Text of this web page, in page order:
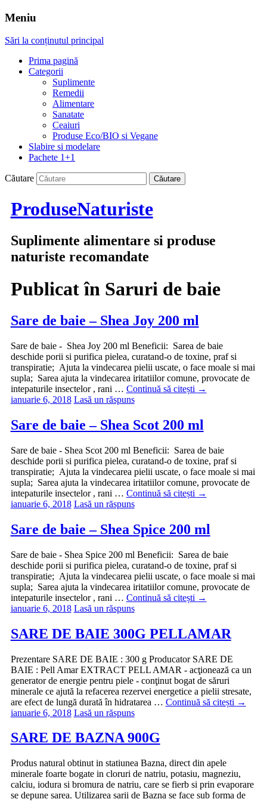
Meniu
Sări la conținutul principal
Prima pagină
Categorii
Suplimente
Remedii
Alimentare
Sanatate
Ceaiuri
Produse Eco/BIO si Vegane
Slabire si modelare
Pachete 1+1
Căutare
ProduseNaturiste
Suplimente alimentare si produse
naturiste recomandate
Publicat în Saruri de baie
Sare de baie – Shea Joy 200 ml
Sare de baie - Shea Joy 200 ml Beneficii: Sarea de baie
deschide porii si purifica pielea, curatand-o de toxine, praf si
transpiratie; Ajuta la vindecarea pielii uscate, o face moale si mai
supla; Sarea ajuta la vindecarea iritatiilor comune, provocate de
intepaturile insectelor , rani … Continuă să citești →
ianuarie 6, 2018 Lasă un răspuns
Sare de baie – Shea Scot 200 ml
Sare de baie - Shea Scot 200 ml Beneficii: Sarea de baie
deschide porii si purifica pielea, curatand-o de toxine, praf si
transpiratie; Ajuta la vindecarea pielii uscate, o face moale si mai
supla; Sarea ajuta la vindecarea iritatiilor comune, provocate de
intepaturile insectelor , rani … Continuă să citești →
ianuarie 6, 2018 Lasă un răspuns
Sare de baie – Shea Spice 200 ml
Sare de baie - Shea Spice 200 ml Beneficii: Sarea de baie
deschide porii si purifica pielea, curatand-o de toxine, praf si
transpiratie; Ajuta la vindecarea pielii uscate, o face moale si mai
supla; Sarea ajuta la vindecarea iritatiilor comune, provocate de
intepaturile insectelor , rani … Continuă să citești →
ianuarie 6, 2018 Lasă un răspuns
SARE DE BAIE 300G PELLAMAR
Prezentare SARE DE BAIE : 300 g Producator SARE DE
BAIE : Pell Amar EXTRACT PELL AMAR - acţionează ca un
generator de energie pentru piele - conţinut bogat de săruri
minerale ce ajută la refacerea rezervei energetice a pielii stresate,
are efect de lungă durată în hidratarea … Continuă să citești →
ianuarie 6, 2018 Lasă un răspuns
SARE DE BAZNA 900G
Produs natural obtinut in statiunea Bazna, direct din apele
minerale foarte bogate in cloruri de natriu, potasiu, magneziu,
calciu, iodura si bromura de natriu, care se fierb si prin evaporare
se depune sarea. Utilizarea sarii de Bazna se face sub forma de